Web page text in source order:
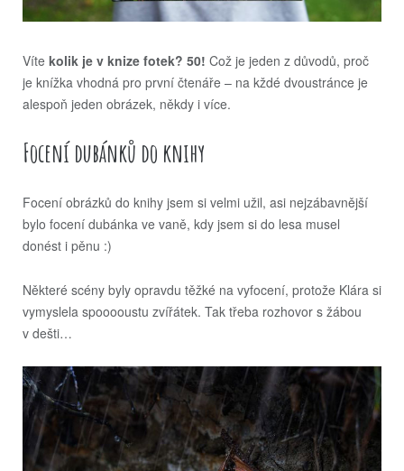
Víte kolik je v knize fotek? 50! Což je jeden z důvodů, proč
je knížka vhodná pro první čtenáře – na kždé dvoustránce je
alespoň jeden obrázek, někdy i více.
Focení dubánků do knihy
Focení obrázků do knihy jsem si velmi užil, asi nejzábavnější
bylo focení dubánka ve vaně, kdy jsem si do lesa musel
donést i pěnu :)
Některé scény byly opravdu těžké na vyfocení, protože Klára si
vymyslela spooooustu zvířátek. Tak třeba rozhovor s žábou
v dešti…